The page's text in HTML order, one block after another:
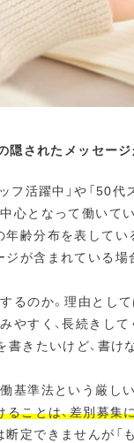
隠されたメッセージ
フ活躍中」や「50
心となって働いて
齢分布を表してい
が含まれている場
るのか。理由とし
やすく、長続きし
書きたいけど、書け
基準法という厳し
ることは、差別募集
定できませんが「